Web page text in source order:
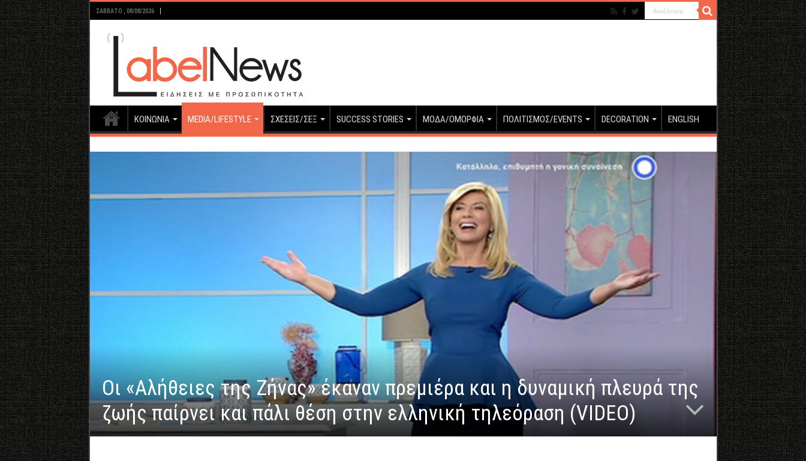
ΣΆΒΒΑΤΟ , 08/08/2026
ΚΟΙΝΩΝΙΑ MEDIA/LIFESTYLE ΣΧΕΣΕΙΣ/ΣΕΞ SUCCESS STORIES ΜΟΔΑ/ΟΜΟΡΦΙΑ ΠΟΛΙΤΙΣΜΟΣ/EVENTS DECORATION ENGLISH
Οι «Aλήθειες της Ζήνας» έκαναν πρεμιέρα και η δυναμική πλευρά της
ζωής παίρνει και πάλι θέση στην ελληνική τηλεόραση (VIDEO)